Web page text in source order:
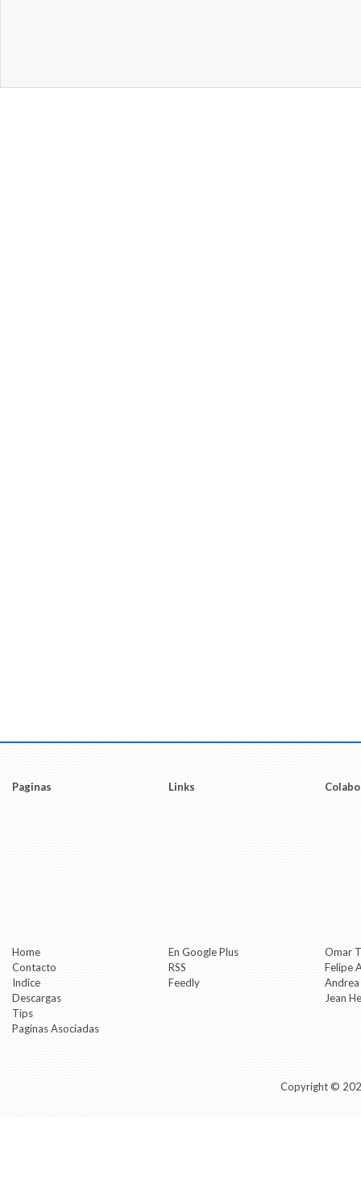
Paginas Links
Home
Contacto
Indice
Descargas
Tips
Paginas Asociadas
En Google Plus
RSS
Feedly
Omar
Felipe
Andrea
Jean
Copyright ©